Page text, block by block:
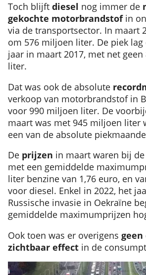
Toch blijft diesel nog immer de
gekochte motorbrandstofin
via de transportsector. In maart
om 576 miljoen liter. De piek
jaar in maart 2017, met net
liter.
Dat was ook de absolute
verkoop van motorbrandstof in
voor 990 miljoen liter. De
maart was met 945 miljoen liter
een van de absolute
De prijzen in maart waren bij
met een gemiddelde
liter benzine van 1,76 euro, en
voor diesel. Enkel in 2022, het
Russische invasie in Oekraïne
gemiddelde maximumprijzen
Ook toen was er overigens geen
zichtbaar effect in de